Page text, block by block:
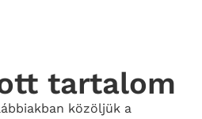
tartalom
közöljük a